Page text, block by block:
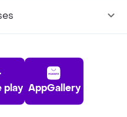
play AppGallery